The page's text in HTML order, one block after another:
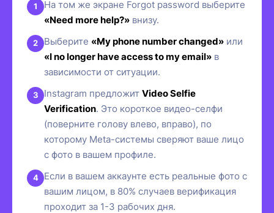
На том же экране Forgot password выберите
«Need more help?» внизу.
Выберите «My phone number changed» или
«I no longer have access to my email» в
зависимости от ситуации.
Instagram предложит Video Selfie
Verification. Это короткое видео-селфи
(поверните голову влево, вправо), по
которому Meta-системы сверяют ваше лицо
с фото в вашем профиле.
Если в вашем аккаунте есть реальные фото с
вашим лицом, в 80% случаев верификация
проходит за 1-3 рабочих дня.